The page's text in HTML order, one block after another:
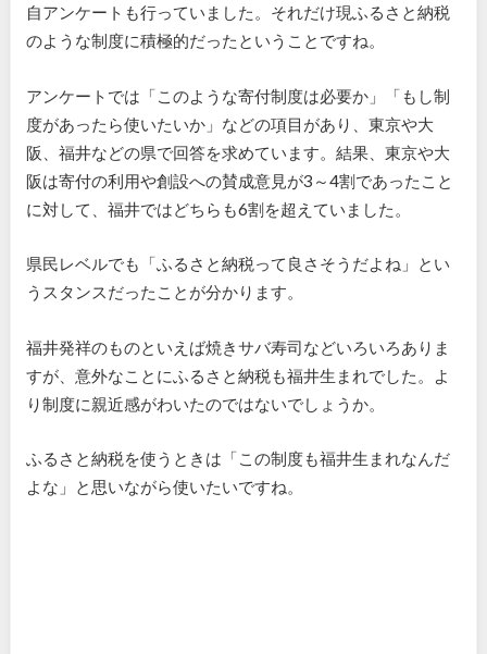
自アンケートも行っていました。それだけ現ふるさと納税
のような制度に積極的だったということですね。
アンケートでは「このような寄付制度は必要か」「もし制
度があったら使いたいか」などの項目があり、東京や大
阪、福井などの県で回答を求めています。結果、東京や大
阪は寄付の利用や創設への賛成意見が3～4割であったこと
に対して、福井ではどちらも6割を超えていました。
県民レベルでも「ふるさと納税って良さそうだよね」とい
うスタンスだったことが分かります。
福井発祥のものといえば焼きサバ寿司などいろいろありま
すが、意外なことにふるさと納税も福井生まれでした。よ
り制度に親近感がわいたのではないでしょうか。
ふるさと納税を使うときは「この制度も福井生まれなんだ
よな」と思いながら使いたいですね。